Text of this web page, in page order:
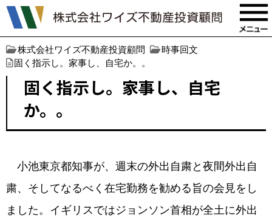
株式会社ワイズ不動産投資顧問
時事回文
固く指示し。家事し、自宅か。。
固く指示し。家事し、自宅
か。。
小池東京都知事が、週末の外出自粛と夜間外出自
粛、そしてなるべく在宅勤務を勧める旨の会見をし
ました。イギリスではジョンソン首相が全土に外出